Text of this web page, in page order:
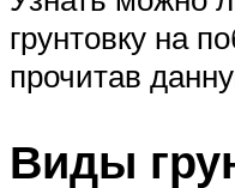
грунтовку на
прочитав
Виды